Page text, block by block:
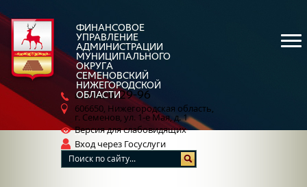
ФИНАНСОВОЕ
УПРАВЛЕНИЕ
АДМИНИСТРАЦИИ
МУНИЦИПАЛЬНОГО
ОКРУГА
СЕМЕНОВСКИЙ
НИЖЕГОРОДСКОЙ
ОБЛАСТИ
8 (83162)5-29-96
606650, Нижегородская область,
г. Семенов, ул. 1-е Мая, д. 1
Версия для слабовидящих
Вход через Госуслуги